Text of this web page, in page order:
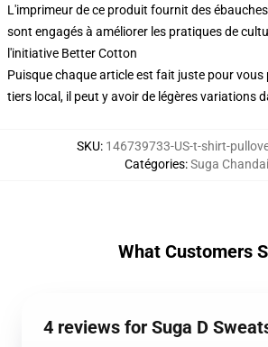
L'imprimeur de ce produit fournit des
sont engagés à améliorer les pratiques de
l'initiative Better Cotton
Puisque chaque article est fait juste pour
tiers local, il peut y avoir de légères variations
SKU: 146739733-US-t-shirt-
Catégories:Suga
What Customers
4 reviews for Suga D